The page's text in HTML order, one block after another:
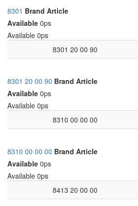
8301 Brand Article
Available 0ps
Available 0ps
8301 20 00 90
8301 20 00 90 Brand Article
Available 0ps
Available 0ps
8310 00 00 00
8310 00 00 00 Brand Article
Available 0ps
Available 0ps
8413 20 00 00